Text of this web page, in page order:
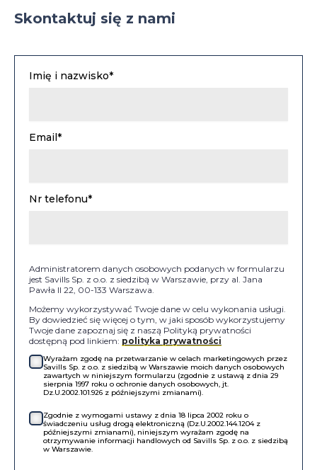
Skontaktuj się z nami
Imię i nazwisko*
Email*
Nr telefonu*
Administratorem danych osobowych podanych w formularzu
jest Savills Sp. z o.o. z siedzibą w Warszawie, przy al. Jana
Pawła II 22, 00-133 Warszawa.
Możemy wykorzystywać Twoje dane w celu wykonania usługi.
By dowiedzieć się więcej o tym, w jaki sposób wykorzystujemy
Twoje dane zapoznaj się z naszą Polityką prywatności
dostępną pod linkiem: polityka prywatności
Wyrażam zgodę na przetwarzanie w celach marketingowych przez
Savills Sp. z o.o. z siedzibą w Warszawie moich danych osobowych
zawartych w niniejszym formularzu (zgodnie z ustawą z dnia 29
sierpnia 1997 roku o ochronie danych osobowych, jt.
Dz.U.2002.101.926 z późniejszymi zmianami).
Zgodnie z wymogami ustawy z dnia 18 lipca 2002 roku o
świadczeniu usług drogą elektroniczną (Dz.U.2002.144.1204 z
późniejszymi zmianami), niniejszym wyrażam zgodę na
otrzymywanie informacji handlowych od Savills Sp. z o.o. z siedzibą
w Warszawie.